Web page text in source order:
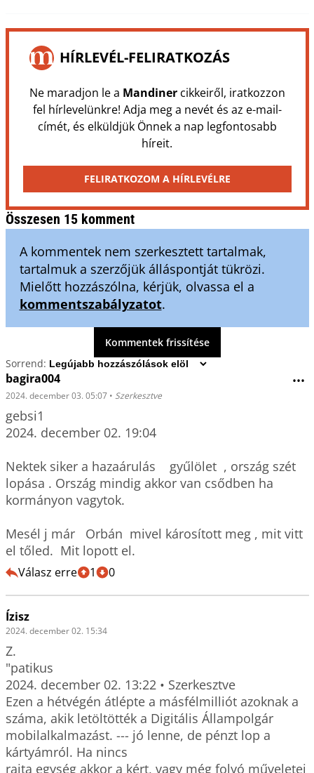
HÍRLEVÉL-FELIRATKOZÁS
Ne maradjon le a Mandinercikkeiről, iratkozzon
fel hírlevelünkre! Adja meg a nevét és az e-mail-
címét, és elküldjük Önnek a nap legfontosabb
híreit.
FELIRATKOZOM A HÍRLEVÉLRE
Összesen 15 komment
A kommentek nem szerkesztett tartalmak,
tartalmuk a szerzőjük álláspontját tükrözi.
Mielőtt hozzászólna, kérjük, olvassa el a
kommentszabályzatot.
Kommentek frissítése
Sorrend:
bagira004 •••
2024. december 03. 05:07 • Szerkesztve
gebsi1
2024. december 02. 19:04
Nektek siker a hazaárulás    gyűlölet  , ország szét
lopása . Ország mindig akkor van csődben ha
kormányon vagytok.
Mesél j már   Orbán  mivel károsított meg , mit vitt
el tőled.  Mit lopott el.
Válasz erre 1 0
Ízisz
2024. december 02. 15:34
Z.
"patikus
2024. december 02. 13:22 • Szerkesztve
Ezen a hétvégén átlépte a másfélmilliót azoknak a
száma, akik letöltötték a Digitális Állampolgár
mobilalkalmazást. --- jó lenne, de pénzt lop a
kártyámról. Ha nincs
rajta egység akkor a kért, vagy még folyó műveletei